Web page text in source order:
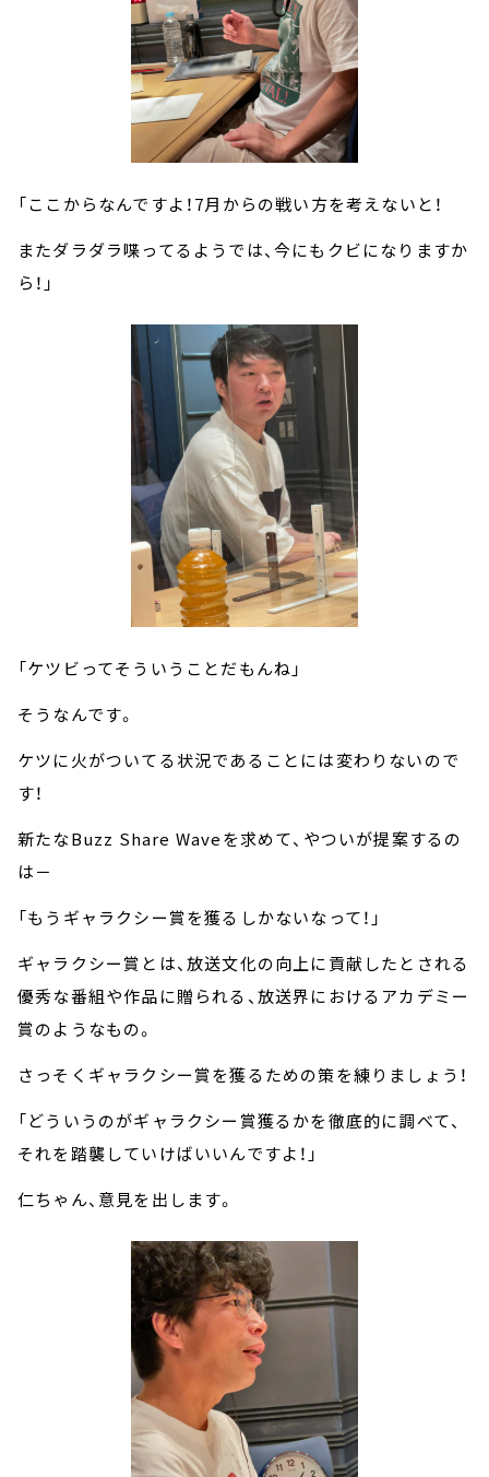
「ここからなんですよ！7月からの戦い方を考えないと！
またダラダラ喋ってるようでは、今にもクビになりますか
ら！」
「ケツビってそういうことだもんね」
そうなんです。
ケツに火がついてる状況であることには変わりないので
す！
新たなBuzz Share Waveを求めて、やついが提案するの
は－
「もうギャラクシー賞を獲るしかないなって！」
ギャラクシー賞とは、放送文化の向上に貢献したとされる
優秀な番組や作品に贈られる、放送界におけるアカデミー
賞のようなもの。
さっそくギャラクシー賞を獲るための策を練りましょう！
「どういうのがギャラクシー賞獲るかを徹底的に調べて、
それを踏襲していけばいいんですよ！」
仁ちゃん、意見を出します。